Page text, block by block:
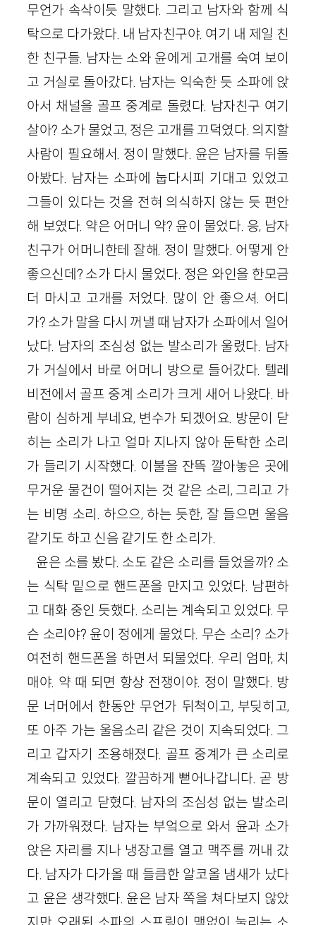
무언가 속삭이듯 말했다. 그리고 남자와 함께 식
탁으로 다가왔다. 내 남자친구야. 여기 내 제일 친
한 친구들. 남자는 소와 윤에게 고개를 숙여 보이
고 거실로 돌아갔다. 남자는 익숙한 듯 소파에 앉
아서 채널을 골프 중계로 돌렸다. 남자친구 여기
살아? 소가 물었고, 정은 고개를 끄덕였다. 의지할
사람이 필요해서. 정이 말했다. 윤은 남자를 뒤돌
아봤다. 남자는 소파에 눕다시피 기대고 있었고
그들이 있다는 것을 전혀 의식하지 않는 듯 편안
해 보였다. 약은 어머니 약? 윤이 물었다. 응, 남자
친구가 어머니한테 잘해. 정이 말했다. 어떻게 안
좋으신데? 소가 다시 물었다. 정은 와인을 한모금
더 마시고 고개를 저었다. 많이 안 좋으셔. 어디
가? 소가 말을 다시 꺼낼 때 남자가 소파에서 일어
났다. 남자의 조심성 없는 발소리가 울렸다. 남자
가 거실에서 바로 어머니 방으로 들어갔다. 텔레
비전에서 골프 중계 소리가 크게 새어 나왔다. 바
람이 심하게 부네요, 변수가 되겠어요. 방문이 닫
히는 소리가 나고 얼마 지나지 않아 둔탁한 소리
가 들리기 시작했다. 이불을 잔뜩 깔아놓은 곳에
무거운 물건이 떨어지는 것 같은 소리, 그리고 가
는 비명 소리. 하으으, 하는 듯한, 잘 들으면 울음
같기도 하고 신음 같기도 한 소리가.
윤은 소를 봤다. 소도 같은 소리를 들었을까? 소
는 식탁 밑으로 핸드폰을 만지고 있었다. 남편하
고 대화 중인 듯했다. 소리는 계속되고 있었다. 무
슨 소리야? 윤이 정에게 물었다. 무슨 소리? 소가
여전히 핸드폰을 하면서 되물었다. 우리 엄마, 치
매야. 약 때 되면 항상 전쟁이야. 정이 말했다. 방
문 너머에서 한동안 무언가 뒤척이고, 부딪히고,
또 아주 가는 울음소리 같은 것이 지속되었다. 그
리고 갑자기 조용해졌다. 골프 중계가 큰 소리로
계속되고 있었다. 깔끔하게 뻗어나갑니다. 곧 방
문이 열리고 닫혔다. 남자의 조심성 없는 발소리
가 가까워졌다. 남자는 부엌으로 와서 윤과 소가
앉은 자리를 지나 냉장고를 열고 맥주를 꺼내 갔
다. 남자가 다가올 때 들큼한 알코올 냄새가 났다
고 윤은 생각했다. 윤은 남자 쪽을 쳐다보지 않았